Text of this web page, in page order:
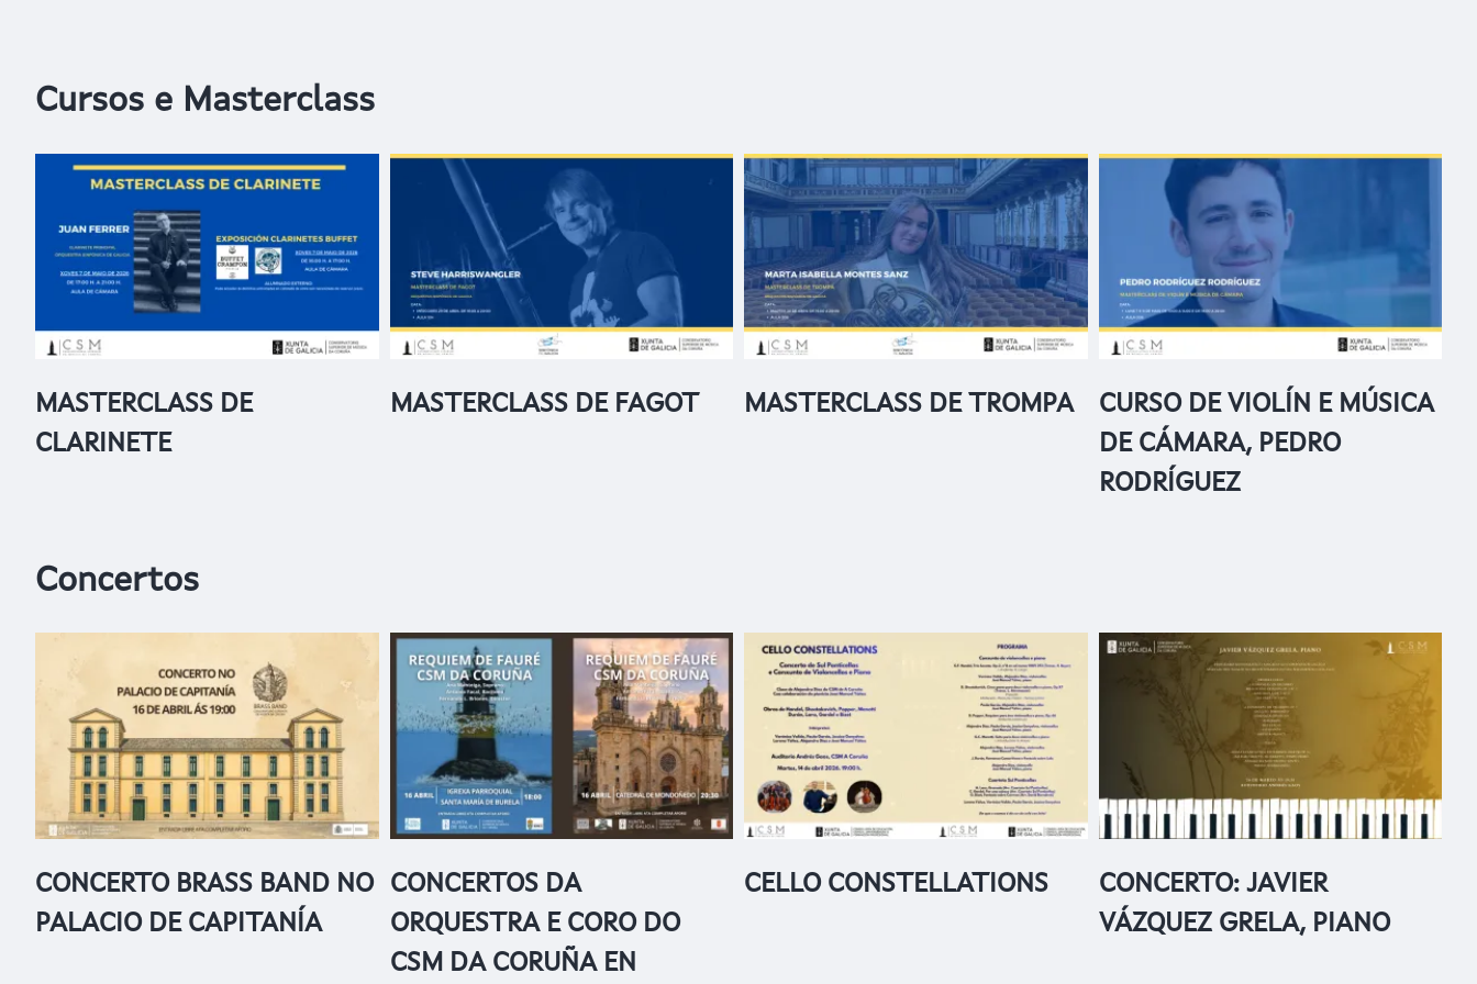
Cursos e Masterclass
MASTERCLASS DE
CLARINETE
MASTERCLASS DE FAGOT MASTERCLASS DE TROMPA
CURSO DE VIOLÍN E MÚSICA
DE CÁMARA, PEDRO
RODRÍGUEZ
Concertos
CONCERTO BRASS BAND NO
PALACIO DE CAPITANÍA
CONCERTOS DA
ORQUESTRA E CORO DO
CSM DA CORUÑA EN
CELLO CONSTELLATIONS
CONCERTO: JAVIER
VÁZQUEZ GRELA, PIANO